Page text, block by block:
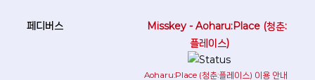
Misskey - Aoharu:Place (청춘:
플레이스)
Aoharu:Place (청춘:플레이스) 이용 안내